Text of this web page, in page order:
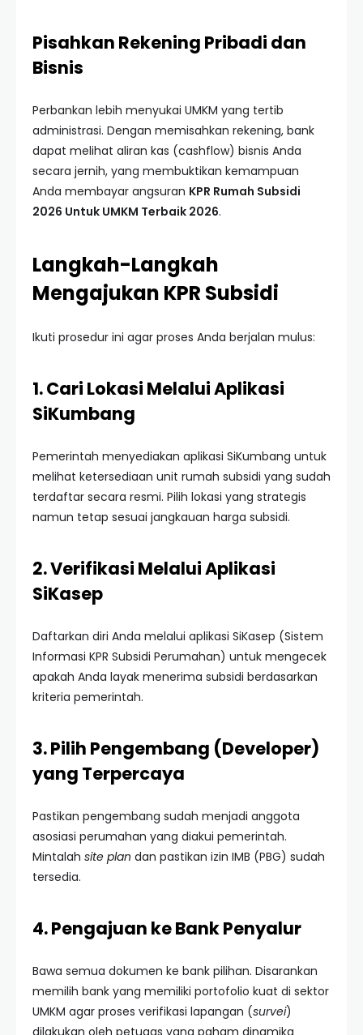
Pisahkan Rekening Pribadi dan
Bisnis
Perbankan lebih menyukai UMKM yang tertib
administrasi. Dengan memisahkan rekening, bank
dapat melihat aliran kas (cashflow) bisnis Anda
secara jernih, yang membuktikan kemampuan
Anda membayar angsuran KPR Rumah Subsidi
2026 Untuk UMKM Terbaik 2026.
Langkah-Langkah
Mengajukan KPR Subsidi
Ikuti prosedur ini agar proses Anda berjalan mulus:
1. Cari Lokasi Melalui Aplikasi
SiKumbang
Pemerintah menyediakan aplikasi SiKumbang untuk
melihat ketersediaan unit rumah subsidi yang sudah
terdaftar secara resmi. Pilih lokasi yang strategis
namun tetap sesuai jangkauan harga subsidi.
2. Verifikasi Melalui Aplikasi
SiKasep
Daftarkan diri Anda melalui aplikasi SiKasep (Sistem
Informasi KPR Subsidi Perumahan) untuk mengecek
apakah Anda layak menerima subsidi berdasarkan
kriteria pemerintah.
3. Pilih Pengembang (Developer)
yang Terpercaya
Pastikan pengembang sudah menjadi anggota
asosiasi perumahan yang diakui pemerintah.
Mintalah site plan dan pastikan izin IMB (PBG) sudah
tersedia.
4. Pengajuan ke Bank Penyalur
Bawa semua dokumen ke bank pilihan. Disarankan
memilih bank yang memiliki portofolio kuat di sektor
UMKM agar proses verifikasi lapangan (survei)
dilakukan oleh petugas yang paham dinamika